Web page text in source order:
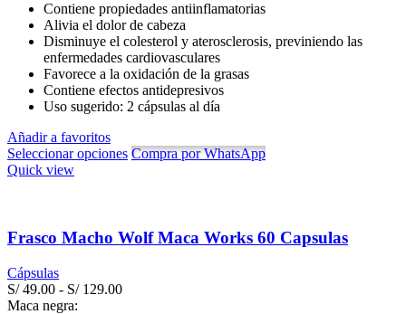
desde
S/ 39.00
hasta
S/ 99.00
Contiene propiedades antiinflamatorias
Alivia el dolor de cabeza
Disminuye el colesterol y aterosclerosis, previniendo las
enfermedades cardiovasculares
Favorece a la oxidación de la grasas
Contiene efectos antidepresivos
Uso sugerido: 2 cápsulas al día
Añadir a favoritos
Seleccionar opciones Compra por WhatsApp
Quick view
Frasco Macho Wolf Maca Works 60 Capsulas
Cápsulas
S/49.00 - S/129.00Rango
Maca negra: